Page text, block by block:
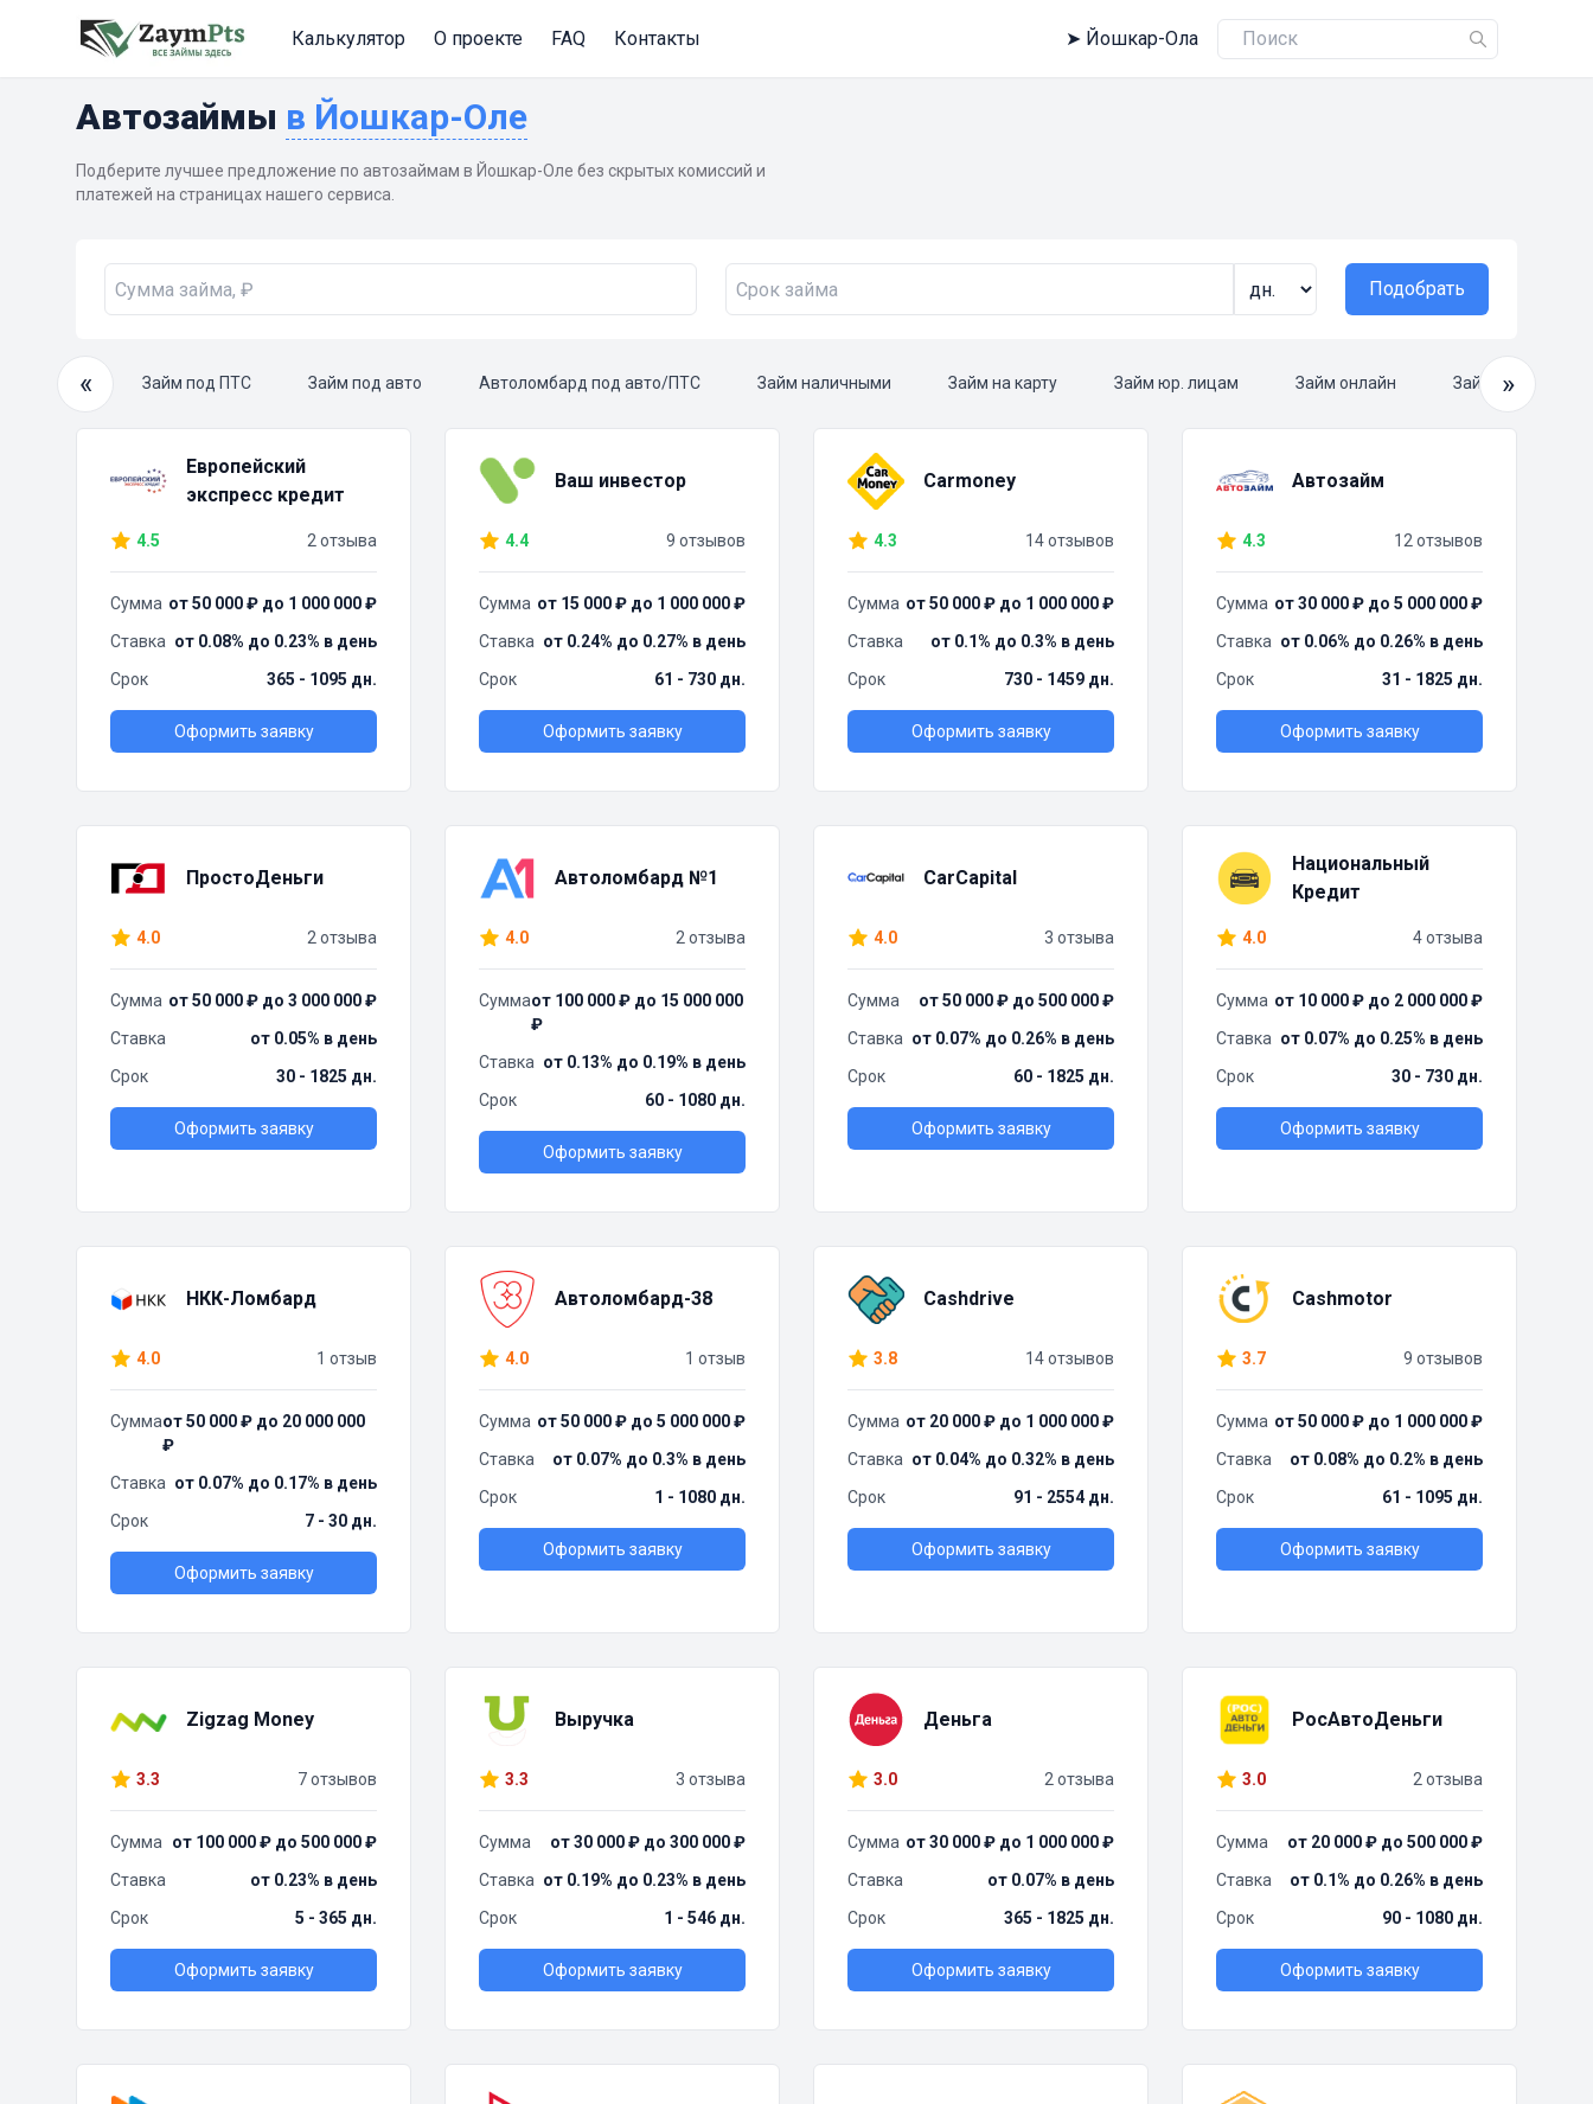
Калькулятор О проекте FAQ Контакты ➤ Йошкар-Ола
Автозаймы в Йошкар-Оле
Подберите лучшее предложение по автозаймам в Йошкар-Оле без скрытых комиссий и
платежей на страницах нашего сервиса.
Подобрать
«
займ Займ под ПТС Займ под авто Автоломбард под авто/ПТС Займ наличными Займ на карту Займ юр. лицам Займ онлайн Займ »
Европейский
экспресс кредит
4.5 2 отзыва
Сумма от 50 000 ₽ до 1 000 000 ₽
Ставка от 0.08% до 0.23% в день
Срок
365 - 1095 дн.
Оформить заявку
Ваш инвестор
4.4 9 отзывов
Сумма от 15 000 ₽ до 1 000 000 ₽
Ставка от 0.24% до 0.27% в день
Срок
61 - 730 дн.
Оформить заявку
Carmoney
4.3 14 отзывов
Сумма от 50 000 ₽ до 1 000 000 ₽
Ставка
от 0.1% до 0.3% в день
Срок
730 - 1459 дн.
Оформить заявку
Автозайм
4.3 12 отзывов
Сумма от 30 000 ₽ до 5 000 000 ₽
Ставка от 0.06% до 0.26% в день
Срок
31 - 1825 дн.
Оформить заявку
ПростоДеньги
4.0 2 отзыва
Сумма от 50 000 ₽ до 3 000 000 ₽
Ставка
от 0.05% в день
Срок
30 - 1825 дн.
Оформить заявку
Автоломбард №1
4.0 2 отзыва
Суммаот 100 000 ₽ до 15 000 000
₽
Ставка от 0.13% до 0.19% в день
Срок
60 - 1080 дн.
Оформить заявку
CarCapital
4.0 3 отзыва
Сумма
от 50 000 ₽ до 500 000 ₽
Ставка от 0.07% до 0.26% в день
Срок
60 - 1825 дн.
Оформить заявку
Национальный
Кредит
4.0 4 отзыва
Сумма от 10 000 ₽ до 2 000 000 ₽
Ставка от 0.07% до 0.25% в день
Срок
30 - 730 дн.
Оформить заявку
НКК-Ломбард
4.0 1 отзыв
Суммаот 50 000 ₽ до 20 000 000
₽
Ставка от 0.07% до 0.17% в день
Срок
7 - 30 дн.
Оформить заявку
Автоломбард-38
4.0 1 отзыв
Сумма от 50 000 ₽ до 5 000 000 ₽
Ставка
от 0.07% до 0.3% в день
Срок
1 - 1080 дн.
Оформить заявку
Cashdrive
3.8 14 отзывов
Сумма от 20 000 ₽ до 1 000 000 ₽
Ставка от 0.04% до 0.32% в день
Срок
91 - 2554 дн.
Оформить заявку
Cashmotor
3.7 9 отзывов
Сумма от 50 000 ₽ до 1 000 000 ₽
Ставка
от 0.08% до 0.2% в день
Срок
61 - 1095 дн.
Оформить заявку
Zigzag Money
3.3 7 отзывов
Сумма
от 100 000 ₽ до 500 000 ₽
Ставка
от 0.23% в день
Срок
5 - 365 дн.
Оформить заявку
Выручка
3.3 3 отзыва
Сумма
от 30 000 ₽ до 300 000 ₽
Ставка от 0.19% до 0.23% в день
Срок
1 - 546 дн.
Оформить заявку
Деньга
3.0 2 отзыва
Сумма от 30 000 ₽ до 1 000 000 ₽
Ставка
от 0.07% в день
Срок
365 - 1825 дн.
Оформить заявку
РосАвтоДеньги
3.0 2 отзыва
Сумма
от 20 000 ₽ до 500 000 ₽
Ставка
от 0.1% до 0.26% в день
Срок
90 - 1080 дн.
Оформить заявку